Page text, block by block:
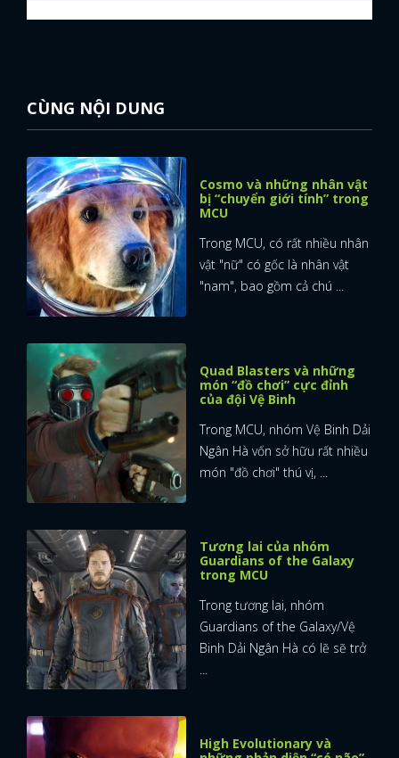
ĐĂNG NHẬP
CÙNG NỘI DUNG
Cosmo và những nhân vật
bị “chuyển giới tính” trong
MCU
Trong MCU, có rất nhiều nhân
vật "nữ" có gốc là nhân vật
"nam", bao gồm cả chú ...
Quad Blasters và những
món “đồ chơi” cực đỉnh
của đội Vệ Binh
Trong MCU, nhóm Vệ Binh Dải
Ngân Hà vốn sở hữu rất nhiều
món "đồ chơi" thú vị, ...
Tương lai của nhóm
Guardians of the Galaxy
trong MCU
Trong tương lai, nhóm
Guardians of the Galaxy/Vệ
Binh Dải Ngân Hà có lẽ sẽ trở
...
High Evolutionary và